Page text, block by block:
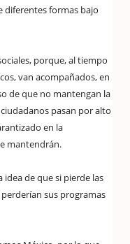
diferentes formas bajo
porque, al tiempo
van acompañados, en
de que no mantengan la
pasan por alto
en la
mantendrán.
idea de que si pierde las
sus programas